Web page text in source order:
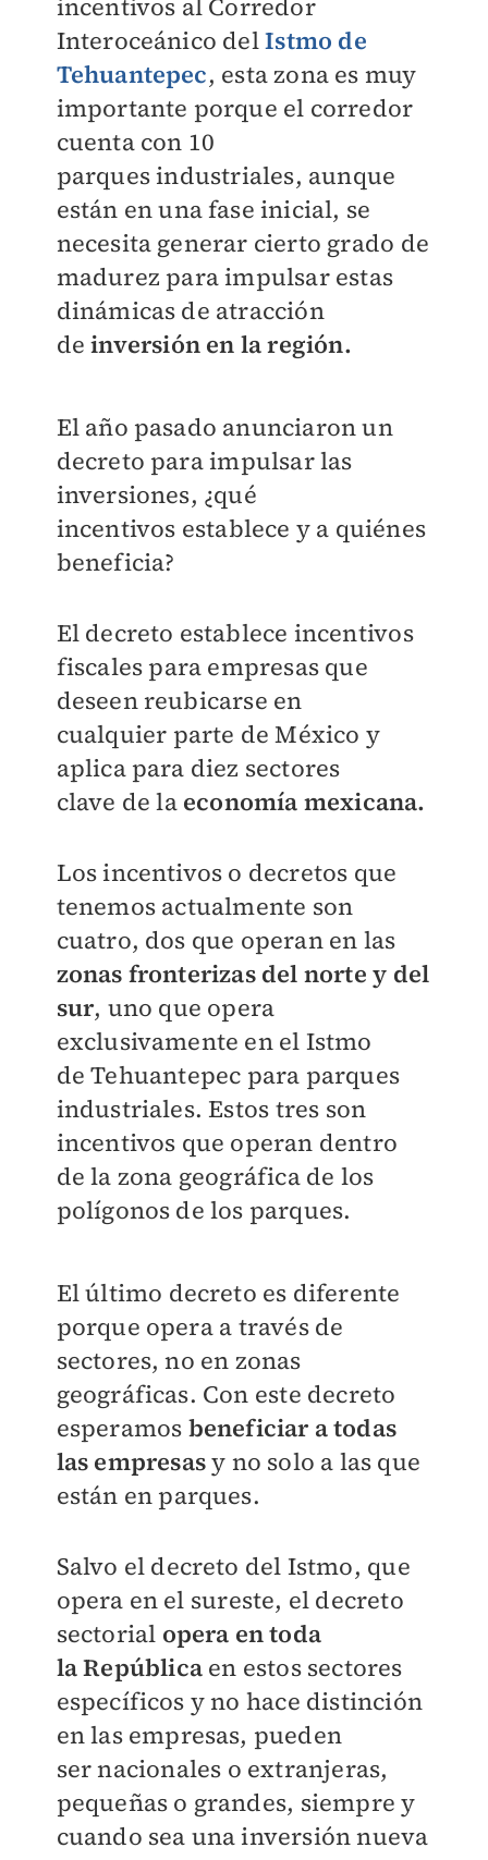
incentivos al Corredor
Interoceánico delIstmo de
Tehuantepec, esta zona es muy
importante porque el corredor
cuenta con 10
parquesindustriales, aunque
están en una fase inicial, se
necesita generar cierto grado de
madurez para impulsar estas
dinámicas de atracción
deinversión en la región.
El año pasado anunciaron un
decreto paraimpulsar las
inversiones, ¿qué
incentivos establece y a quiénes
beneficia?
El decreto establece incentivos
fiscales para empresas que
deseen reubicarse en
cualquier parte de México y
aplica para diez sectores
clave de la economía mexicana.
Los incentivos o decretos que
tenemos actualmente son
cuatro, dos que operan en las
zonas fronterizas del norte y del
sur, uno que opera
exclusivamente en el Istmo
deTehuantepec para parques
industriales. Estos tres son
incentivos que operan dentro
de la zona geográfica de los
polígonos de los parques.
El último decreto es diferente
porque opera a través de
sectores, no en zonas
geográficas. Con este decreto
esperamos beneficiar a todas
las empresasy no solo a las que
están en parques.
Salvo el decreto del Istmo, que
opera en el sureste, el decreto
sectorial opera en toda
laRepúblicaen estos sectores
específicos y no hace distinción
en las empresas, pueden
sernacionales o extranjeras,
pequeñas o grandes, siempre y
cuando sea una inversión nueva